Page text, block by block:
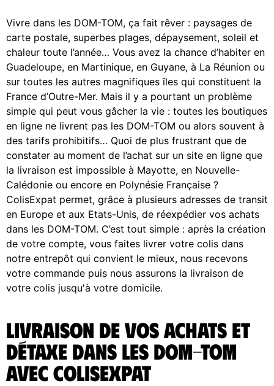
Vivre dans les DOM-TOM, ça fait rêver : paysages de
carte postale, superbes plages, dépaysement, soleil et
chaleur toute l’année… Vous avez la chance d’habiter en
Guadeloupe, en Martinique, en Guyane, à La Réunion ou
sur toutes les autres magnifiques îles qui constituent la
France d’Outre-Mer. Mais il y a pourtant un problème
simple qui peut vous gâcher la vie : toutes les boutiques
en ligne ne livrent pas les DOM-TOM ou alors souvent à
des tarifs prohibitifs… Quoi de plus frustrant que de
constater au moment de l’achat sur un site en ligne que
la livraison est impossible à Mayotte, en Nouvelle-
Calédonie ou encore en Polynésie Française ?
ColisExpat permet, grâce à plusieurs adresses de transit
en Europe et aux Etats-Unis, de réexpédier vos achats
dans les DOM-TOM. C’est tout simple : après la création
de votre compte, vous faites livrer votre colis dans
notre entrepôt qui convient le mieux, nous recevons
votre commande puis nous assurons la livraison de
votre colis jusqu'à votre domicile.
Livraison de vos achats et
Détaxe dans les DOM-TOM
avec ColisExpat